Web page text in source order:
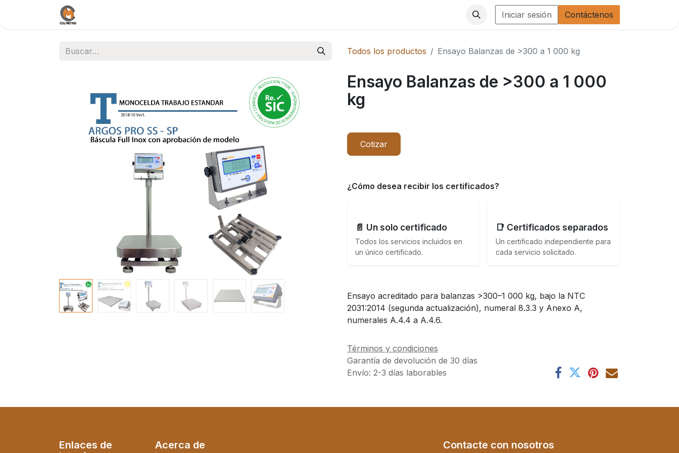
Iniciar sesión Contáctenos
Todos los productos Ensayo Balanzas de >300 a 1 000 kg
Ensayo Balanzas de >300 a 1 000
kg
Cotizar
¿Cómo desea recibir los certificados?
📄 Un solo certificado
Todos los servicios incluidos en
un único certificado.
📑 Certificados separados
Un certificado independiente para
cada servicio solicitado.
Ensayo acreditado para balanzas >300–1 000 kg, bajo la NTC
2031:2014 (segunda actualización), numeral 8.3.3 y Anexo A,
numerales A.4.4 a A.4.6.
Términos y condiciones
Garantía de devolución de 30 días
Envío: 2-3 días laborables
Enlaces de
Acerca de Contacte con nosotros